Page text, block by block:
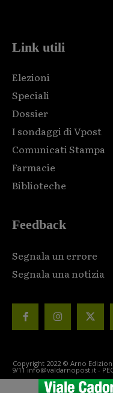
Link utili
Elezioni
Speciali
Dossier
I sondaggi di Vpost
Comunicati Stampa
Farmacie
Biblioteche
Feedback
Segnala un errore
Segnala una notizia
Copyright 2022 © Arno
9/11 info@valdarnopost.it -